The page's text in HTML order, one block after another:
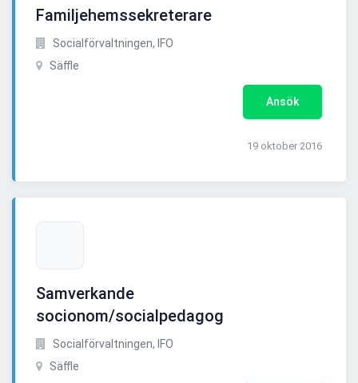
Familjehemssekreterare
Socialförvaltningen, IFO
Säffle
Ansök
19 oktober 2016
Samverkande
socionom/socialpedagog
Socialförvaltningen, IFO
Säffle